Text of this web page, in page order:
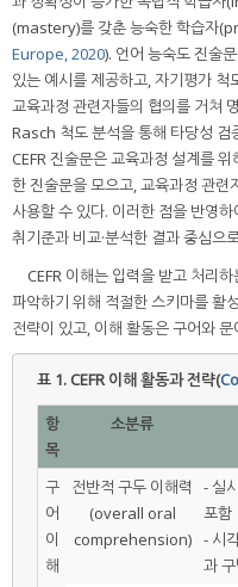
(mastery)를 갖춘 능숙한 학습자
Europe, 2020). 언어 능숙도 진술
있는 예시를 제공하고, 자기평가
교육과정 관련자들의 협의를 거쳐
Rasch 척도 분석을 통해 타당성 검
CEFR 진술문은 교육과정 설계를
한 진술문을 모으고, 교육과정 관
사용할 수 있다. 이러한 점을 반영
취기준과 비교·분석한 결과 중심으
CEFR 이해는 입력을 받고 처리
파악하기 위해 적절한 스키마를 활
전략이 있고, 이해 활동은 구어와
표 1. CEFR 이해 활동과 전략(
항
목
소분류
구
어
이
해
전반적 구두 이해력
(overall oral
comprehension)
- 실
포함
- 시
과